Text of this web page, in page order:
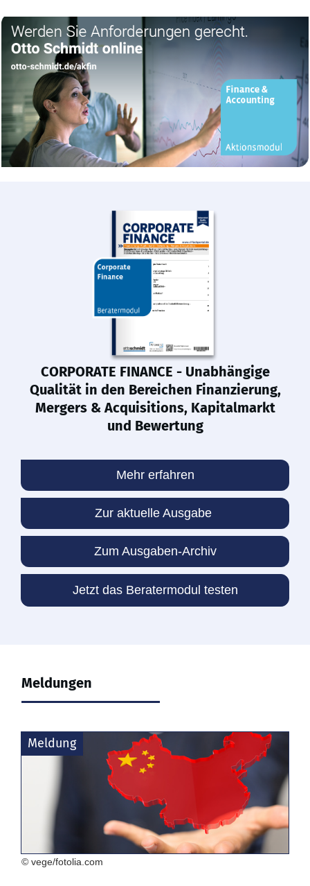
CORPORATE FINANCE - Unabhängige
Qualität in den Bereichen Finanzierung,
Mergers & Acquisitions, Kapitalmarkt
und Bewertung
Mehr erfahren
Zur aktuelle Ausgabe
Zum Ausgaben-Archiv
Jetzt das Beratermodul testen
Meldungen
Meldung
© vege/fotolia.com